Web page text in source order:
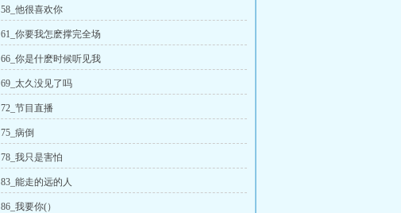
58_他很喜欢你
61_你要我怎麽撑完全场
66_你是什麽时候听见我
69_太久没见了吗
72_节目直播
75_病倒
78_我只是害怕
83_能走的远的人
86_我要你(）